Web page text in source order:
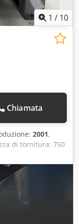
1 / 10
Chiamata
2001,
di tornitura: 750
Plus Ore di
longitudinale:
5000 mm/min
8-10
6000 N Forza
della macchina:
m Area di lavoro: